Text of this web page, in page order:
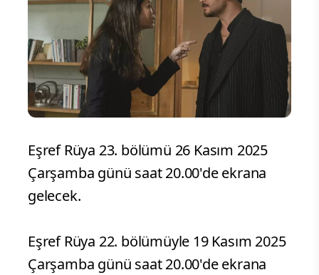
Eşref Rüya 23. bölümü 26 Kasım 2025
Çarşamba günü saat 20.00'de ekrana
gelecek.
Eşref Rüya 22. bölümüyle 19 Kasım 2025
Çarşamba günü saat 20.00'de ekrana